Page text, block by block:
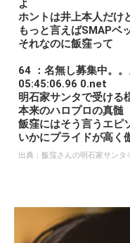
よ
ホントは井上本人だけ
もっと言えばSMAPベ
それなのに飯窪って
64 ：名無し募集中。
05:45:06.96 0.net
明石家サンタで受ける
本来のハロプロの真髄
飯窪にはそう言うエピ
いかにプライドが高く
出典： 飯窪さんの明石家サンタ